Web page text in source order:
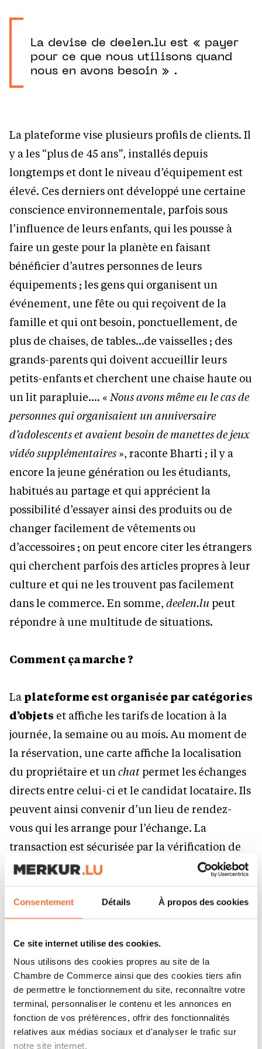
Consentement Détails À propos des cookies
Ce site internet utilise des cookies.
Nous utilisons des cookies propres au site de la
Chambre de Commerce ainsi que des cookies tiers afin
de permettre le fonctionnement du site, reconnaître votre
terminal, personnaliser le contenu et les annonces en
fonction de vos préférences, offrir des fonctionnalités
relatives aux médias sociaux et d'analyser le trafic sur
notre site internet.
La devise de deelen.lu est « payer
pour ce que nous utilisons quand
nous en avons besoin » .
La plateforme vise plusieurs profils de clients. Il
y a les “plus de 45 ans”, installés depuis
longtemps et dont le niveau d’équipement est
élevé. Ces derniers ont développé une certaine
conscience environnementale, parfois sous
l’influence de leurs enfants, qui les pousse à
faire un geste pour la planète en faisant
bénéficier d’autres personnes de leurs
équipements ; les gens qui organisent un
événement, une fête ou qui reçoivent de la
famille et qui ont besoin, ponctuellement, de
plus de chaises, de tables…de vaisselles ; des
grands-parents qui doivent accueillir leurs
petits-enfants et cherchent une chaise haute ou
un lit parapluie…. « Nous avons même eu le cas de
personnes qui organisaient un anniversaire
d’adolescents et avaient besoin de manettes de jeux
vidéo supplémentaires », raconte Bharti ; il y a
encore la jeune génération ou les étudiants,
habitués au partage et qui apprécient la
possibilité d’essayer ainsi des produits ou de
changer facilement de vêtements ou
d’accessoires ; on peut encore citer les étrangers
qui cherchent parfois des articles propres à leur
culture et qui ne les trouvent pas facilement
dans le commerce. En somme, deelen.lu peut
répondre à une multitude de situations.
Comment ça marche ?
La plateforme est organisée par catégories
d’objets et affiche les tarifs de location à la
journée, la semaine ou au mois. Au moment de
la réservation, une carte affiche la localisation
du propriétaire et un chat permet les échanges
directs entre celui-ci et le candidat locataire. Ils
peuvent ainsi convenir d’un lieu de rendez-
vous qui les arrange pour l’échange. La
transaction est sécurisée par la vérification de
l’identité des propriétaires d’objets quand ils
ouvrent un compte sur la plateforme. Les fonds
de la transaction ne sont débloqués que lors de
la remise de l’objet. Un code est généré pour
chaque échange, qui permet d’en tracer les
étapes. Un système de caution est également à
l’étude. À tout moment, le support de la
plateforme peut être sollicité en cas de litige.